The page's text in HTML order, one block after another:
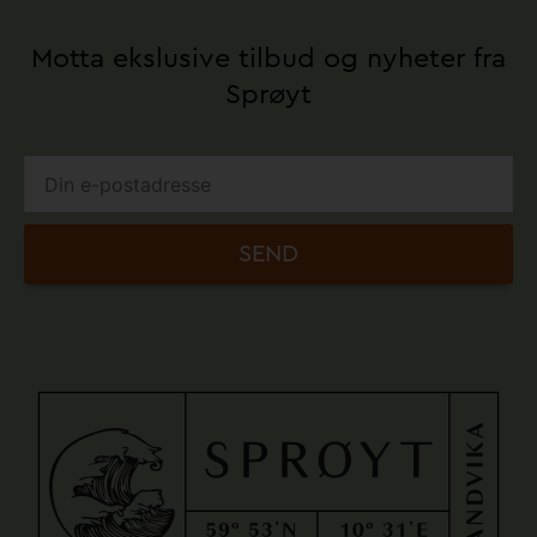
Motta ekslusive tilbud og nyheter fra
Sprøyt
SEND